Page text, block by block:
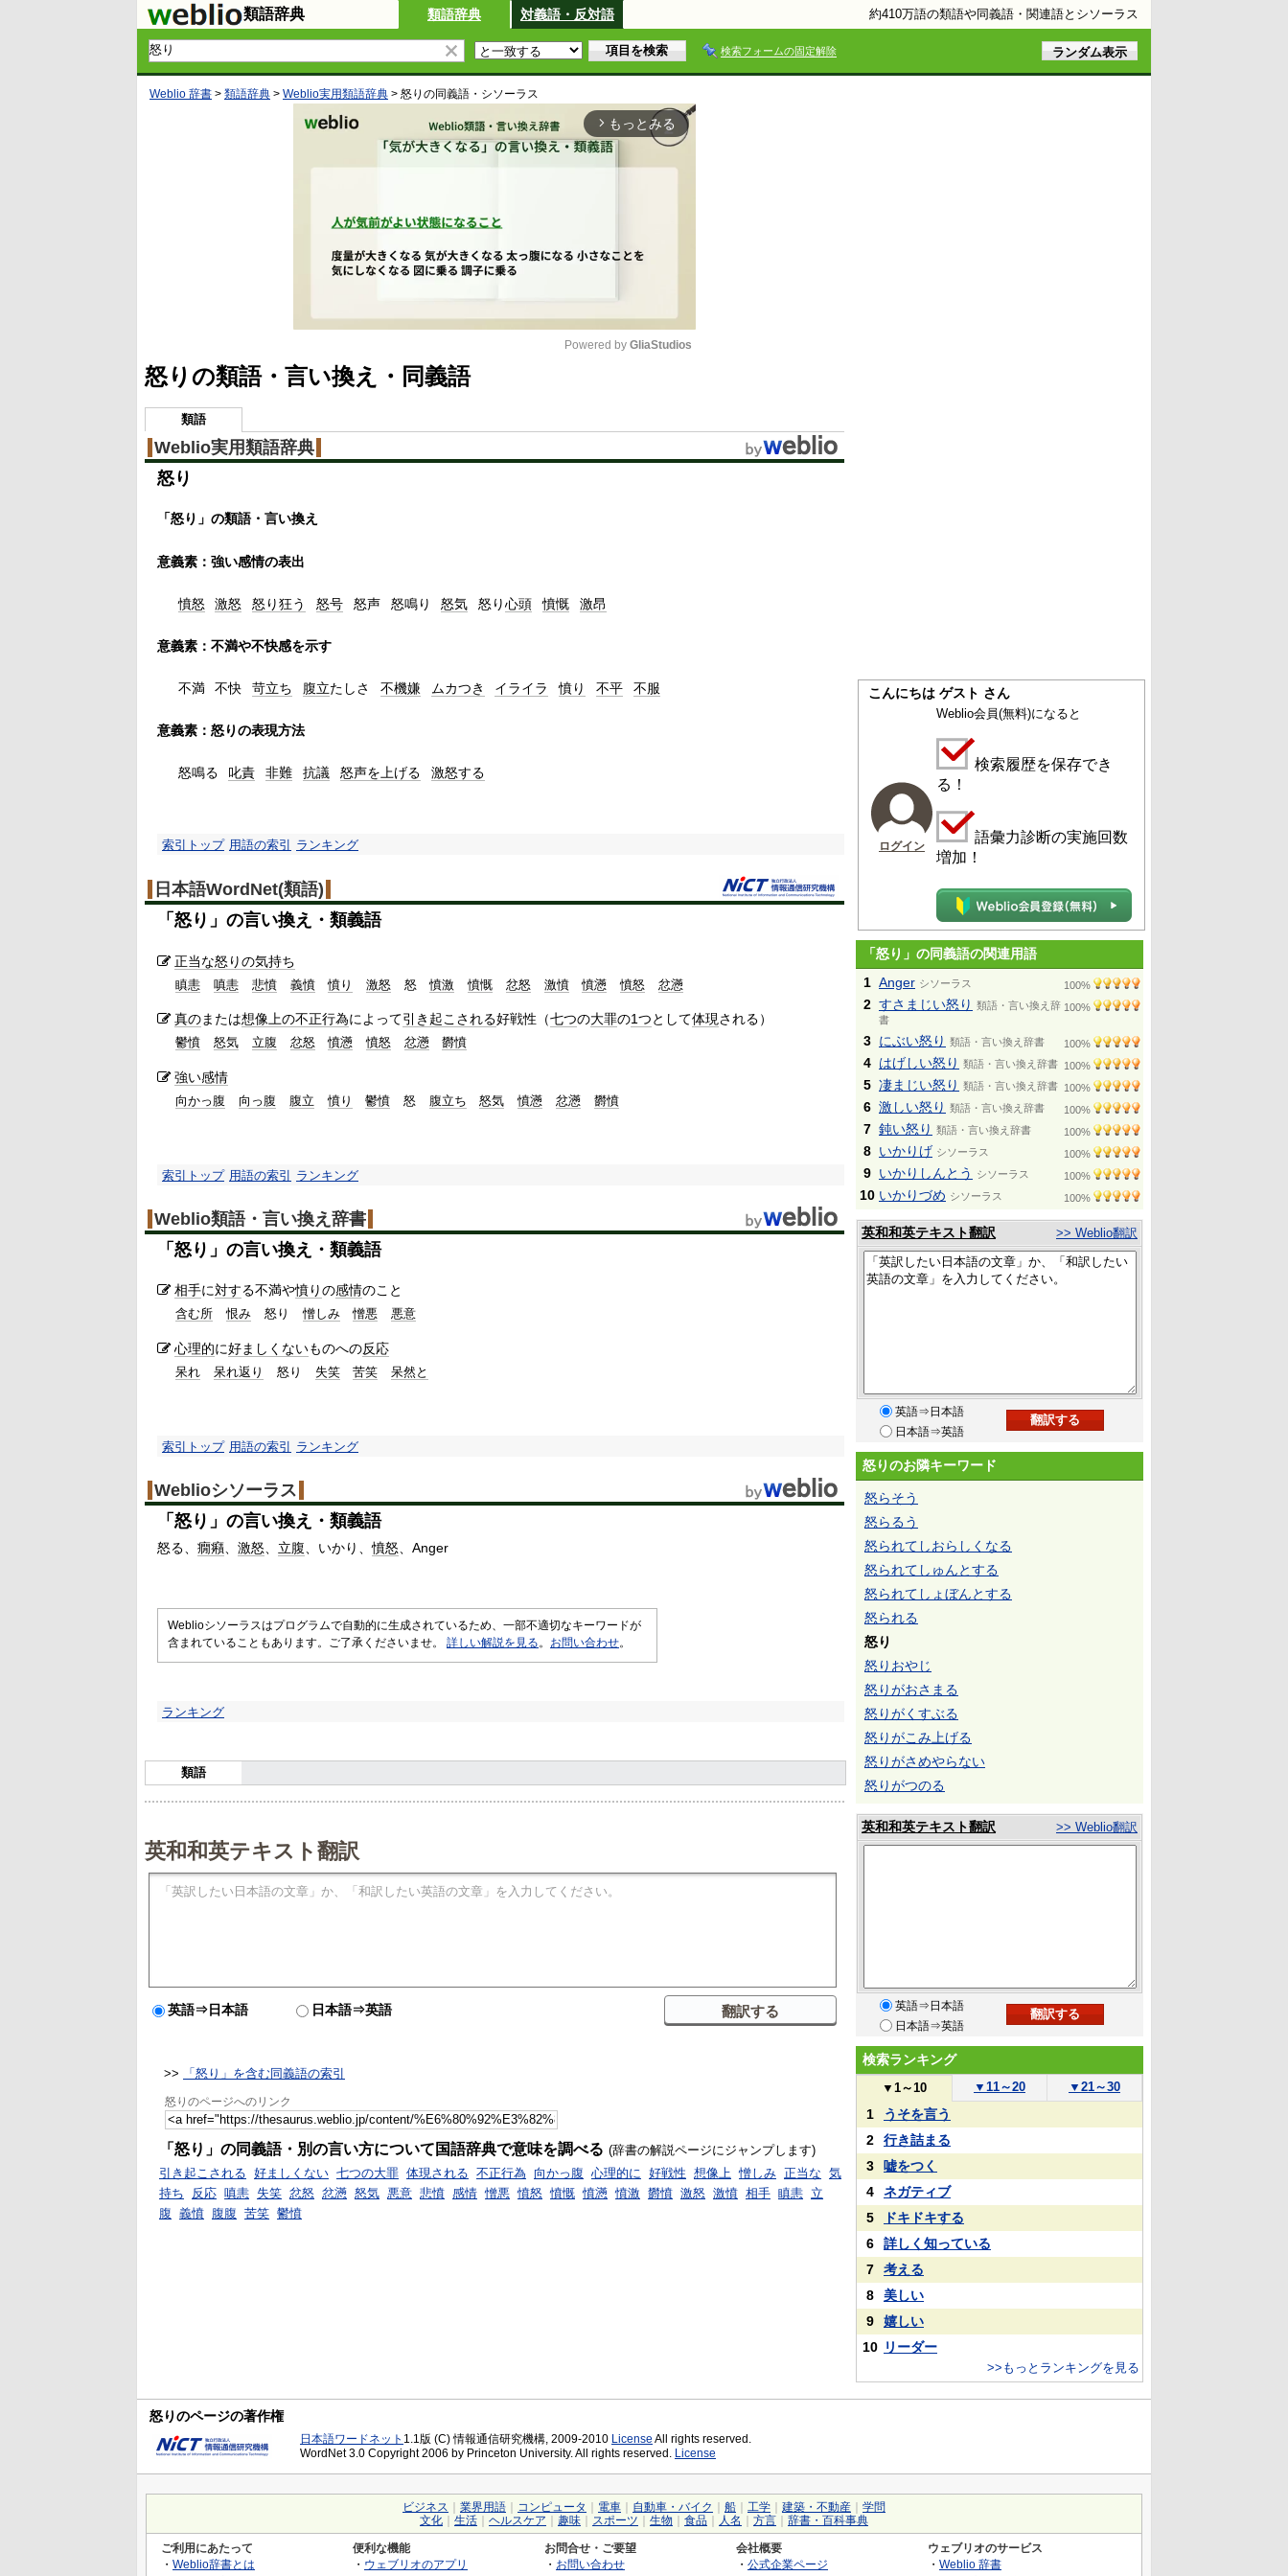
類語辞典 類語辞典 対義語・反対語 約410万語の類語や同義語・関連語とシソーラス
検索フォームの固定解除
Weblio 辞書 > 類語辞典 > Weblio実用類語辞典 > 怒り の同義語・シソーラス
arrow_forward_ios もっとみる
Powered by GliaStudios
怒りの類語・言い換え・同義語
類語
Weblio実用類語辞典
怒り
「怒り」の類語・言い換え
意義素：強い感情の表出
憤怒 激怒 怒り狂う 怒号 怒声 怒鳴り 怒気 怒り心頭 憤慨 激昂
意義素：不満や不快感を示す
不満 不快 苛立ち 腹立たしさ 不機嫌 ムカつき イライラ 憤り 不平 不服
意義素：怒りの表現方法
怒鳴る 叱責 非難 抗議 怒声を上げる 激怒する
索引トップ 用語の索引 ランキング
日本語WordNet(類語)
「 怒り 」の言い換え・類義語
正当な怒りの気持ち
瞋恚 嗔恚 悲憤 義憤 憤り 激怒 怒 憤激 憤慨 忿怒 激憤 憤懣 憤怒 忿懣
真のまたは想像上の不正行為によって引き起こされる好戦性（七つの大罪の1つとして体現される）
鬱憤 怒気 立腹 忿怒 憤懣 憤怒 忿懣 欝憤
強い感情
向かっ腹 向っ腹 腹立 憤り 鬱憤 怒 腹立ち 怒気 憤懣 忿懣 欝憤
索引トップ 用語の索引 ランキング
Weblio類語・言い換え辞書
「 怒り 」の言い換え・類義語
相手に対する不満や憤りの感情のこと
含む所 恨み 怒り 憎しみ 憎悪 悪意
心理的に好ましくないものへの反応
呆れ 呆れ返り 怒り 失笑 苦笑 呆然と
索引トップ 用語の索引 ランキング
Weblioシソーラス
「 怒り 」の言い換え・類義語
怒る 癇癪 激怒 立腹 いかり 憤怒 Anger
Weblioシソーラスはプログラムで自動的に生成されているため、一部不適切なキーワードが
含まれていることもあります。ご了承くださいませ。 詳しい解説を見る 。 お問い合わせ。
ランキング
類語
英和和英テキスト翻訳
英語⇒日本語 日本語⇒英語
>> 「怒り」を含む同義語の索引
怒りのページへのリンク
「怒り」の同義語・別の言い方について国語辞典で意味を調べる (辞書の解説ページにジャンプします)
引き起こされる 好ましくない 七つの大罪 体現される 不正行為 向かっ腹 心理的に 好戦性 想像上 憎しみ 正当な 気
持ち
反応 嗔恚 失笑 忿怒 忿懣 怒気 悪意 悲憤 感情 憎悪 憤怒 憤慨 憤懣 憤激 欝憤 激怒 激憤 相手 瞋恚 立
腹 義憤 腹腹 苦笑 鬱憤
こんにちは ゲスト さん
ログイン
Weblio会員(無料)になると
検索履歴を保存でき
る！
語彙力診断の実施回数
増加！
「怒り」の同義語の関連用語
1 Anger シソーラス 100%
2 すさまじい怒り 類語・言い換え辞
書
100%
3 にぶい怒り 類語・言い換え辞書 100%
4 はげしい怒り 類語・言い換え辞書 100%
5 凄まじい怒り 類語・言い換え辞書 100%
6 激しい怒り 類語・言い換え辞書 100%
7 鈍い怒り 類語・言い換え辞書 100%
8 いかりげ シソーラス 100%
9 いかりしんとう シソーラス 100%
10 いかりづめ シソーラス 100%
英和和英テキスト翻訳 >> Weblio翻訳
英語⇒日本語
日本語⇒英語
怒りのお隣キーワード
怒らそう
怒らるう
怒られてしおらしくなる
怒られてしゅんとする
怒られてしょぼんとする
怒られる
怒り
怒りおやじ
怒りがおさまる
怒りがくすぶる
怒りがこみ上げる
怒りがさめやらない
怒りがつのる
英和和英テキスト翻訳 >> Weblio翻訳
英語⇒日本語
日本語⇒英語
検索ランキング
▼ 1～10 ▼ 11～20 ▼ 21～30
1
うそを言う
2
行き詰まる
3
嘘をつく
4
ネガティブ
5
ドキドキする
6
詳しく知っている
7
考える
8
美しい
9
嬉しい
10 リーダー
>>もっとランキングを見る
怒りのページの著作権
日本語ワードネット 1.1版 (C) 情報通信研究機構, 2009-2010 License All rights reserved.
WordNet 3.0 Copyright 2006 by Princeton University. All rights reserved. License
ビジネス 業界用語 コンピュータ 電車 自動車・バイク 船 工学 建築・不動産
学問
文化
生活 ヘルスケア 趣味 スポーツ 生物 食品 人名 方言 辞書・百科事典
ご利用にあたって
・ Weblio辞書とは
便利な機能
・ ウェブリオのアプリ
お問合せ・ご要望
・ お問い合わせ
会社概要
・ 公式企業ページ
ウェブリオのサービス
・ Weblio 辞書